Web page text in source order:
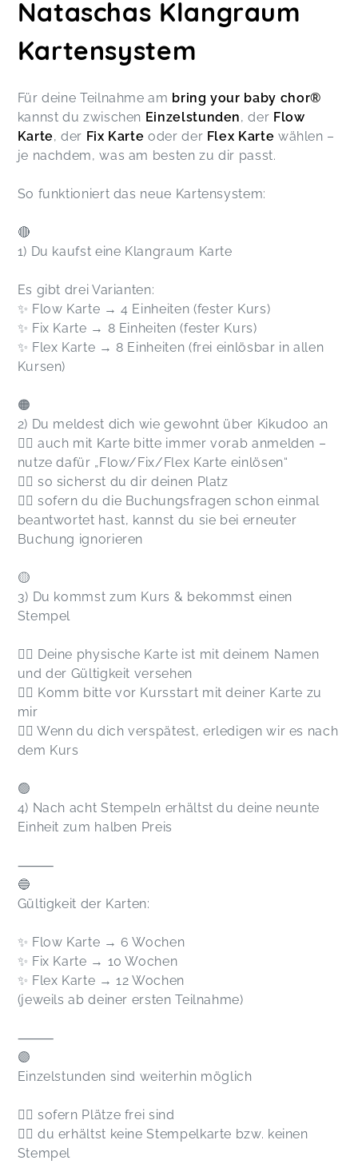
Nataschas Klangraum
Kartensystem
Für deine Teilnahme am bring your baby chor®
kannst du zwischen Einzelstunden, der Flow
Karte, der Fix Karteoder der Flex Karte wählen –
je nachdem, was am besten zu dir passt.
So funktioniert das neue Kartensystem:
🔴
1) Du kaufst eine Klangraum Karte
Es gibt drei Varianten:
✨ Flow Karte → 4 Einheiten (fester Kurs)
✨ Fix Karte → 8 Einheiten (fester Kurs)
✨ Flex Karte → 8 Einheiten (frei einlösbar in allen
Kursen)
🟠
2) Du meldest dich wie gewohnt über Kikudoo an
👉🏻 auch mit Karte bitte immer vorab anmelden –
nutze dafür „Flow/Fix/Flex Karte einlösen“
👉🏻 so sicherst du dir deinen Platz
👉🏻 sofern du die Buchungsfragen schon einmal
beantwortet hast, kannst du sie bei erneuter
Buchung ignorieren
🟡
3) Du kommst zum Kurs & bekommst einen
Stempel
👉🏻 Deine physische Karte ist mit deinem Namen
und der Gültigkeit versehen
👉🏻 Komm bitte vor Kursstart mit deiner Karte zu
mir
👉🏻 Wenn du dich verspätest, erledigen wir es nach
dem Kurs
🟢
4) Nach acht Stempeln erhältst du deine neunte
Einheit zum halben Preis
⸻
🔵
Gültigkeit der Karten:
✨ Flow Karte → 6 Wochen
✨ Fix Karte → 10 Wochen
✨ Flex Karte → 12 Wochen
(jeweils ab deiner ersten Teilnahme)
⸻
🟣
Einzelstunden sind weiterhin möglich
👉🏻 sofern Plätze frei sind
👉🏻 du erhältst keine Stempelkarte bzw. keinen
Stempel